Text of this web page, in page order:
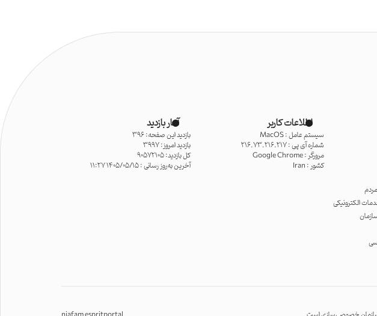
الکترونیکی
اطلاعات کاربر
سیستم عامل :MacOS
شماره آی پی :216.73.216.217
مرورگر :Google Chrome
کشور : Iran
آمار بازدید
بازدید این صفحه: 396
بازدید امروز: 3997
کل بازدید: 90572105
آخرین به‌روز رسانی : 1405/05/15 11:27